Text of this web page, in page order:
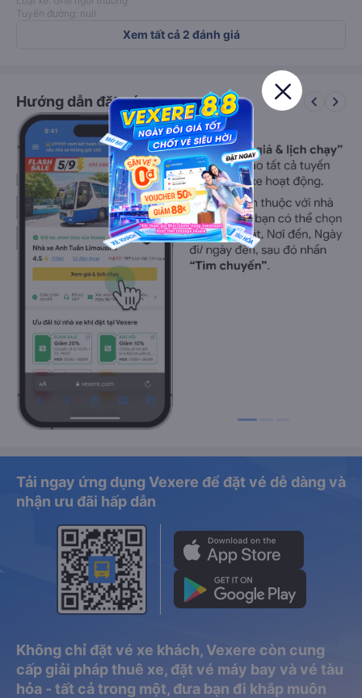
Tuyến đường: null
Xem tất cả 2 đánh giá
Hướng dẫn đặt vé keyboard_arrow_left keyboard_arrow_right
Tải ngay ứng dụng Vexere để đặt vé dễ dàng và
nhận ưu đãi hấp dẫn
Không chỉ đặt vé xe khách, Vexere còn cung
cấp giải pháp thuê xe, đặt vé máy bay và vé tàu
hỏa - tất cả trong một, đưa bạn đi khắp muôn